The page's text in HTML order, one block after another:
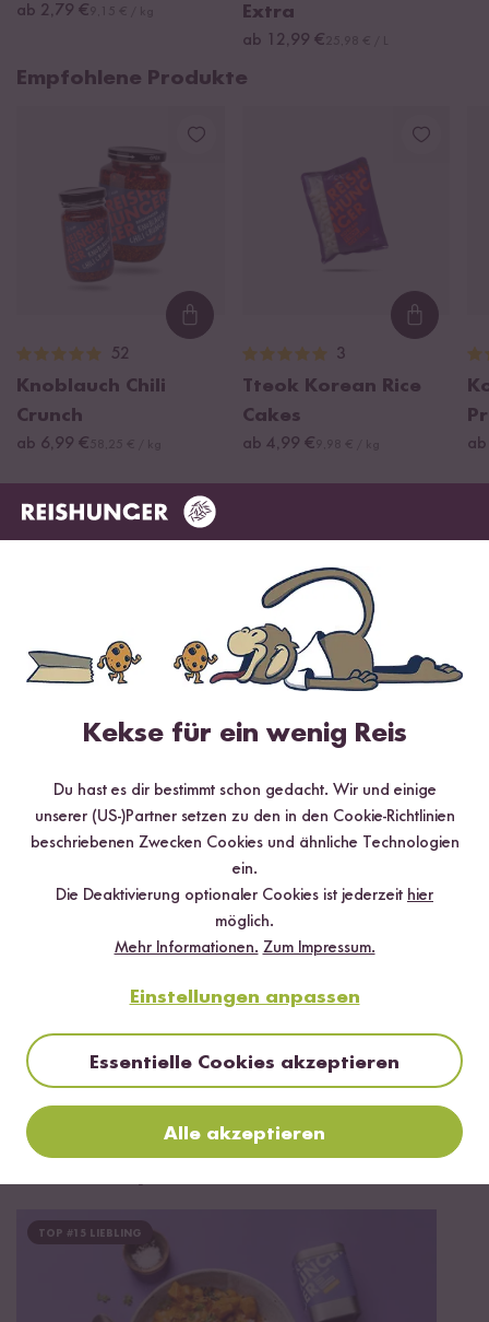
ab 2,79 €
Extra
ab 12,99 €
Empfohlene Produkte
Loading...
52
Knoblauch Chili
Crunch
ab 6,99 €
3
Tteok Korean Rice
Cakes
ab 4,99 €
Digitales Rezeptbuch per E-Mail
✔️ 25 leckere Rezepte aus unseren bunten Kochwelten
✔️ Von Sushi über Curry bis hin zu Desserts
✔️ Inklusive Tipps & Tricks für die Zubereitung
per E-Mail zugeschickt.
TOP #15 LIEBLING
Kekse für ein wenig Reis
Du hast es dir bestimmt schon gedacht. Wir und einige
unserer (US-)Partner setzen zu den in den Cookie-Richtlinien
beschriebenen Zwecken Cookies und ähnliche Technologien
ein.
Die Deaktivierung optionaler Cookies ist jederzeit hier
möglich.
Mehr Informationen. Zum Impressum.
Einstellungen anpassen
Essentielle Cookies akzeptieren
Alle akzeptieren